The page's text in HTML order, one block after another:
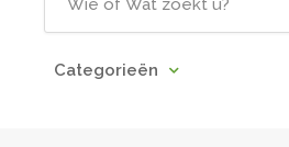
Categorieën